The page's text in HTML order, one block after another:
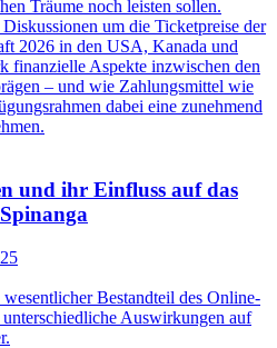
Träume noch leisten sollen.
um die Ticketpreise der
2026 in den USA, Kanada und
finanzielle Aspekte inzwischen den
– und wie Zahlungsmittel wie
dabei eine zunehmend
und ihr Einfluss auf das
Bestandteil des Online-
Auswirkungen auf